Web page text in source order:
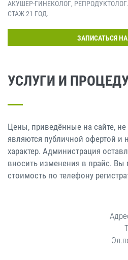
АКУШЕР-ГИНЕКОЛОГ,
СТАЖ 21 ГОД.
ЗАПИСАТЬСЯ
УСЛУГИ И
Цены, приведённые на сайте,
являются публичной офертой
характер. Администрация
вносить изменения в прайс. Вы
стоимость по телефону